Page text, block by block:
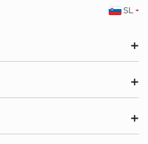
+
+
+
SL